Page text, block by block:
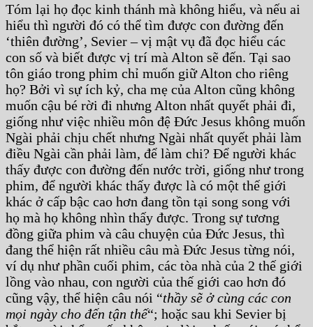
Tóm lại họ đọc kinh thánh mà không hiểu, và nếu ai
hiểu thì người đó có thể tìm được con đường đến
‘thiên đường’, Sevier – vị mật vụ đã đọc hiểu các
con số và biết được vị trí mà Alton sẽ đến. Tại sao
tôn giáo trong phim chỉ muốn giữ Alton cho riêng
họ? Bởi vì sự ích kỷ, cha mẹ của Alton cũng không
muốn cậu bé rời đi nhưng Alton nhất quyết phải đi,
giống như việc nhiều môn đệ Đức Jesus không muốn
Ngài phải chịu chết nhưng Ngài nhất quyết phải làm
điều Ngài cần phải làm, để làm chi? Để người khác
thấy được con đường đến nước trời, giống như trong
phim, để người khác thấy được là có một thế giới
khác ở cấp bậc cao hơn đang tồn tại song song với
họ mà họ không nhìn thấy được. Trong sự tương
đồng giữa phim và câu chuyện của Đức Jesus, thì
đang thể hiện rất nhiều câu mà Đức Jesus từng nói,
ví dụ như phần cuối phim, các tòa nhà của 2 thế giới
lồng vào nhau, con người của thế giới cao hơn đó
cũng vậy, thể hiện câu nói “thầy sẽ ở cùng các con
mọi ngày cho đến tận thế“; hoặc sau khi Sevier bị